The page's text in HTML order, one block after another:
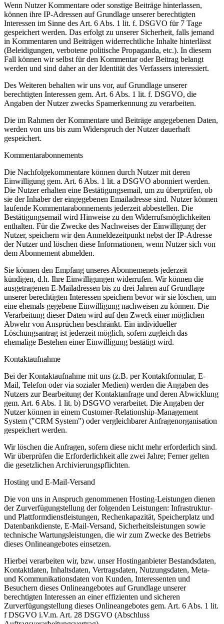
Wenn Nutzer Kommentare oder sonstige Beiträge hinterlassen,
können ihre IP-Adressen auf Grundlage unserer berechtigten
Interessen im Sinne des Art. 6 Abs. 1 lit. f. DSGVO für 7 Tage
gespeichert werden. Das erfolgt zu unserer Sicherheit, falls jemand
in Kommentaren und Beiträgen widerrechtliche Inhalte hinterlässt
(Beleidigungen, verbotene politische Propaganda, etc.). In diesem
Fall können wir selbst für den Kommentar oder Beitrag belangt
werden und sind daher an der Identität des Verfassers interessiert.
Des Weiteren behalten wir uns vor, auf Grundlage unserer
berechtigten Interessen gem. Art. 6 Abs. 1 lit. f. DSGVO, die
Angaben der Nutzer zwecks Spamerkennung zu verarbeiten.
Die im Rahmen der Kommentare und Beiträge angegebenen Daten,
werden von uns bis zum Widerspruch der Nutzer dauerhaft
gespeichert.
Kommentarabonnements
Die Nachfolgekommentare können durch Nutzer mit deren
Einwilligung gem. Art. 6 Abs. 1 lit. a DSGVO abonniert werden.
Die Nutzer erhalten eine Bestätigungsemail, um zu überprüfen, ob
sie der Inhaber der eingegebenen Emailadresse sind. Nutzer können
laufende Kommentarabonnements jederzeit abbestellen. Die
Bestätigungsemail wird Hinweise zu den Widerrufsmöglichkeiten
enthalten. Für die Zwecke des Nachweises der Einwilligung der
Nutzer, speichern wir den Anmeldezeitpunkt nebst der IP-Adresse
der Nutzer und löschen diese Informationen, wenn Nutzer sich von
dem Abonnement abmelden.
Sie können den Empfang unseres Abonnemenets jederzeit
kündigen, d.h. Ihre Einwilligungen widerrufen. Wir können die
ausgetragenen E-Mailadressen bis zu drei Jahren auf Grundlage
unserer berechtigten Interessen speichern bevor wir sie löschen, um
eine ehemals gegebene Einwilligung nachweisen zu können. Die
Verarbeitung dieser Daten wird auf den Zweck einer möglichen
Abwehr von Ansprüchen beschränkt. Ein individueller
Löschungsantrag ist jederzeit möglich, sofern zugleich das
ehemalige Bestehen einer Einwilligung bestätigt wird.
Kontaktaufnahme
Bei der Kontaktaufnahme mit uns (z.B. per Kontaktformular, E-
Mail, Telefon oder via sozialer Medien) werden die Angaben des
Nutzers zur Bearbeitung der Kontaktanfrage und deren Abwicklung
gem. Art. 6 Abs. 1 lit. b) DSGVO verarbeitet. Die Angaben der
Nutzer können in einem Customer-Relationship-Management
System ("CRM System") oder vergleichbarer Anfragenorganisation
gespeichert werden.
Wir löschen die Anfragen, sofern diese nicht mehr erforderlich sind.
Wir überprüfen die Erforderlichkeit alle zwei Jahre; Ferner gelten
die gesetzlichen Archivierungspflichten.
Hosting und E-Mail-Versand
Die von uns in Anspruch genommenen Hosting-Leistungen dienen
der Zurverfügungstellung der folgenden Leistungen: Infrastruktur-
und Plattformdienstleistungen, Rechenkapazität, Speicherplatz und
Datenbankdienste, E-Mail-Versand, Sicherheitsleistungen sowie
technische Wartungsleistungen, die wir zum Zwecke des Betriebs
dieses Onlineangebotes einsetzen.
Hierbei verarbeiten wir, bzw. unser Hostinganbieter Bestandsdaten,
Kontaktdaten, Inhaltsdaten, Vertragsdaten, Nutzungsdaten, Meta-
und Kommunikationsdaten von Kunden, Interessenten und
Besuchern dieses Onlineangebotes auf Grundlage unserer
berechtigten Interessen an einer effizienten und sicheren
Zurverfügungstellung dieses Onlineangebotes gem. Art. 6 Abs. 1 lit.
f DSGVO i.V.m. Art. 28 DSGVO (Abschluss